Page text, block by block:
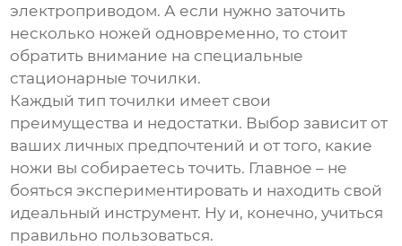
электроприводом. А если нужно заточить
несколько ножей одновременно, то стоит
обратить внимание на специальные
стационарные точилки.
Каждый тип точилки имеет свои
преимущества и недостатки. Выбор зависит от
ваших личных предпочтений и от того, какие
ножи вы собираетесь точить. Главное – не
бояться экспериментировать и находить свой
идеальный инструмент. Ну и, конечно, учиться
правильно пользоваться.